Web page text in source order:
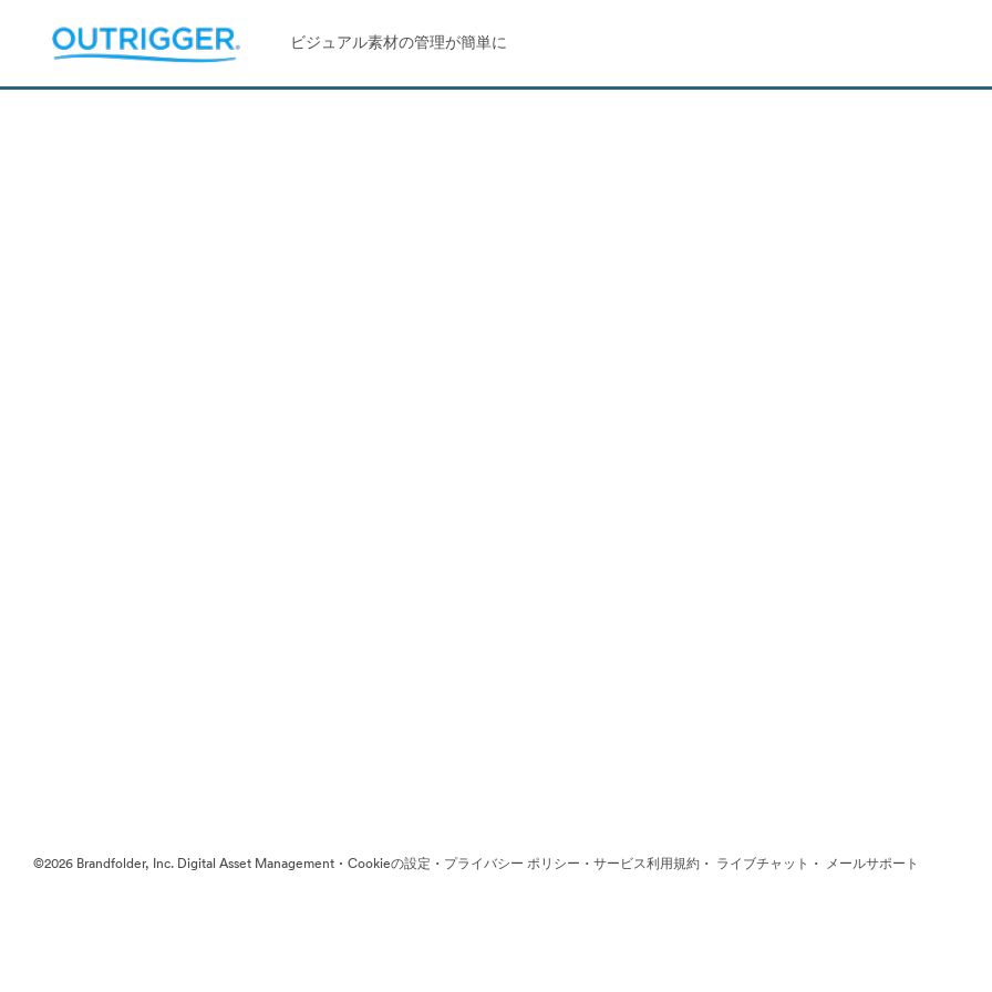
ビジュアル素材の管理が簡単に
©2026 Brandfolder, Inc. Digital Asset Management · Cookieの設定 · プライバシー ポリシー · サービス利用規約 · ライブチャット · メールサポート